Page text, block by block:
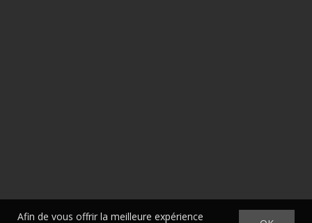
Afin de vous offrir la meilleure expérience